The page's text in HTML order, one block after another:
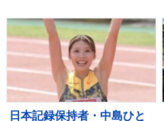
な雨 災害警戒 9日13:49時
点
日本記録保持者・中島ひと